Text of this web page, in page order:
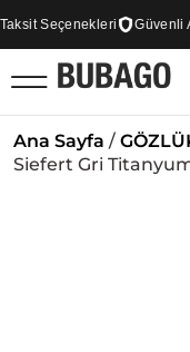
Seçenekleri Güvenli
Ana Sayfa /
Siefert Gri